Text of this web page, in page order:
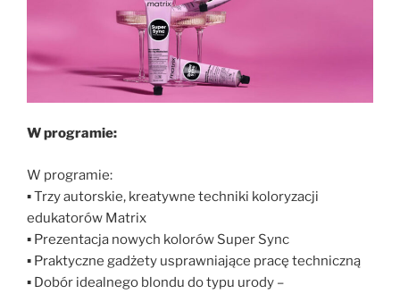
W programie:
W programie:
▪ Trzy autorskie, kreatywne techniki koloryzacji
edukatorów Matrix
▪ Prezentacja nowych kolorów Super Sync
▪ Praktyczne gadżety usprawniające pracę techniczną
▪ Dobór idealnego blondu do typu urody –